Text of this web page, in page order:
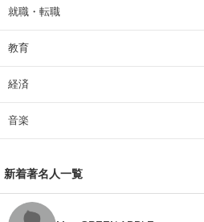
就職・転職
教育
経済
音楽
新着著名人一覧